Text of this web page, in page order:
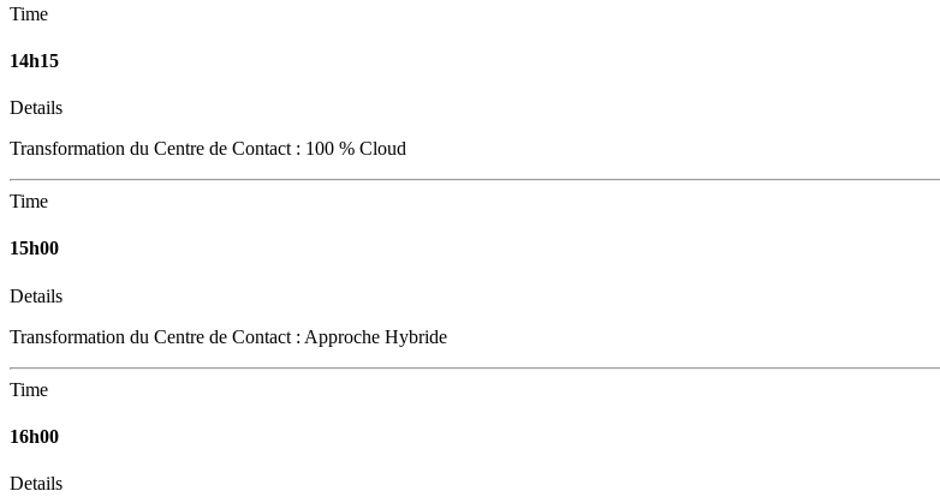
Time
14h15
Details
Transformation du Centre de Contact : 100 % Cloud
Time
15h00
Details
Transformation du Centre de Contact : Approche Hybride
Time
16h00
Details